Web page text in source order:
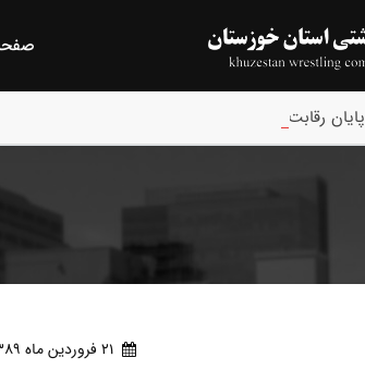
پایان رقابت های کشتی فرنگی نونهالان انتخابی و
21 فروردين ماه 1389